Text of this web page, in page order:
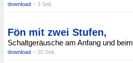
download ~ 3 Sek.
Fön mit zwei Stufen,
Schaltgeräusche am Anfang und beim
download ~ 20 Sek.